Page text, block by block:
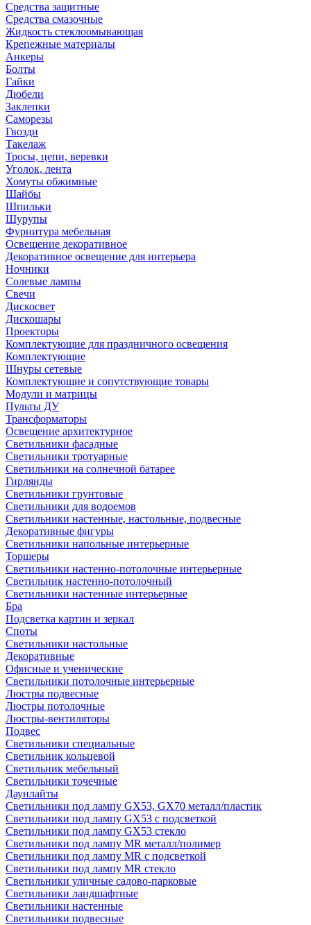
Средства защитные
Средства смазочные
Жидкость стеклоомывающая
Крепежные материалы
Анкеры
Болты
Гайки
Дюбели
Заклепки
Саморезы
Гвозди
Такелаж
Тросы, цепи, веревки
Уголок, лента
Хомуты обжимные
Шайбы
Шпильки
Шурупы
Фурнитура мебельная
Освещение декоративное
Декоративное освещение для интерьера
Ночники
Солевые лампы
Свечи
Дискосвет
Дискошары
Проекторы
Комплектующие для праздничного освещения
Комплектующие
Шнуры сетевые
Комплектующие и сопутствующие товары
Модули и матрицы
Пульты ДУ
Трансформаторы
Освещение архитектурное
Светильники фасадные
Светильники тротуарные
Светильники на солнечной батарее
Гирлянды
Светильники грунтовые
Светильники для водоемов
Светильники настенные, настольные, подвесные
Декоративные фигуры
Светильники напольные интерьерные
Торшеры
Светильники настенно-потолочные интерьерные
Светильник настенно-потолочный
Светильники настенные интерьерные
Бра
Подсветка картин и зеркал
Споты
Светильники настольные
Декоративные
Офисные и ученические
Светильники потолочные интерьерные
Люстры подвесные
Люстры потолочные
Люстры-вентиляторы
Подвес
Светильники специальные
Светильник кольцевой
Светильник мебельный
Светильники точечные
Даунлайты
Светильники под лампу GX53, GX70 металл/пластик
Светильники под лампу GX53 с подсветкой
Светильники под лампу GX53 стекло
Светильники под лампу MR металл/полимер
Светильники под лампу MR с подсветкой
Светильники под лампу MR стекло
Светильники уличные садово-парковые
Светильники ландшафтные
Светильники настенные
Светильники подвесные